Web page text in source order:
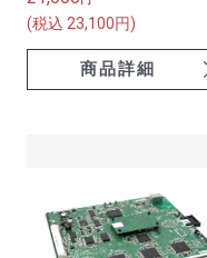
(税込 23,100円)
商品詳細